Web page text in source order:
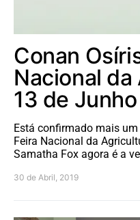
Conan
Nacional
13 de Junho
Está confirmado mais
Feira Nacional da
Samatha Fox agora é a
30 de Abril, 2019